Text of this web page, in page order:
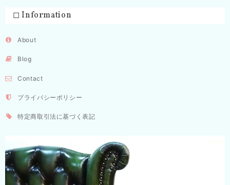
◻︎ Information
About
Blog
Contact
プライバシーポリシー
特定商取引法に基づく表記